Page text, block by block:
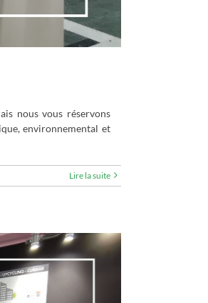
nous vous réservons
environnemental et
Lire la suite